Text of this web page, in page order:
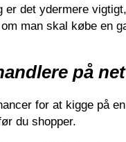
er det ydermere
man skal købe en
på
for at kigge på
du shopper.